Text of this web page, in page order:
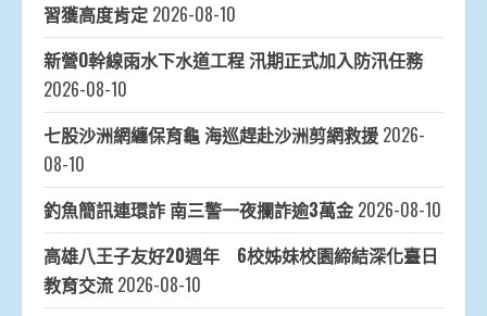
習獲高度肯定 2026-08-10
新營O幹線雨水下水道工程 汛期正式加入防汛任務
2026-08-10
七股沙洲網纏保育龜 海巡趕赴沙洲剪網救援 2026-
08-10
釣魚簡訊連環詐 南三警一夜攔詐逾3萬金 2026-08-10
高雄八王子友好20週年 6校姊妹校園締結深化臺日
教育交流 2026-08-10